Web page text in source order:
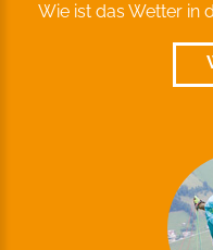
Wie ist das Wetter in